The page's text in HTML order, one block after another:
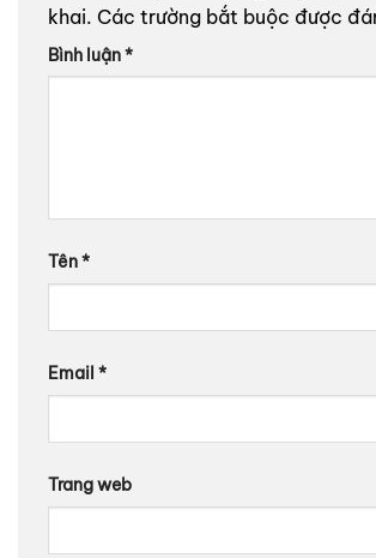
khai. Các trường bắt buộc được
Bình luận*
Tên*
Email *
Trang web